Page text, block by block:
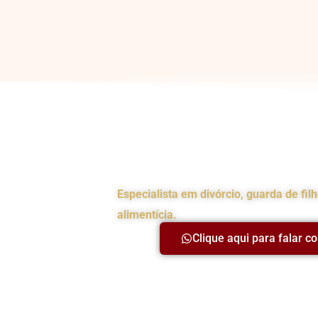
Especialista em divórcio, guarda de
alimentícia.
Clique aqui para falar